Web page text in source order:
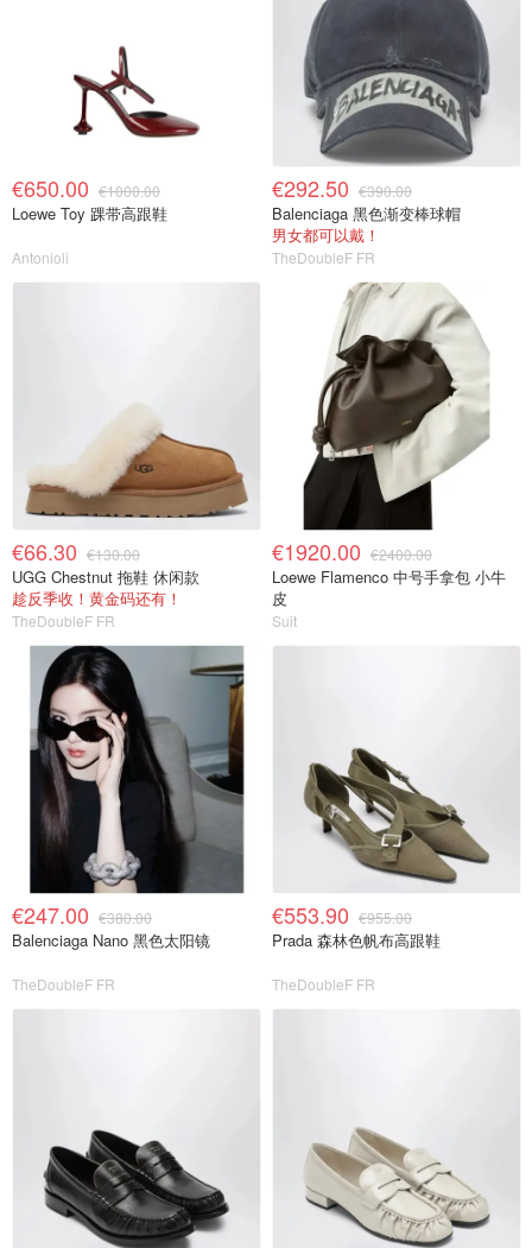
€650.00 €1000.00
Loewe Toy 踝带高跟鞋
Antonioli
€292.50 €390.00
Balenciaga 黑色渐变棒球帽
男女都可以戴！
TheDoubleF FR
€66.30 €130.00
UGG Chestnut 拖鞋 休闲款
趁反季收！黄金码还有！
TheDoubleF FR
€1920.00 €2400.00
Loewe Flamenco 中号手拿包 小牛
皮
Suit
€247.00 €380.00
Balenciaga Nano 黑色太阳镜
TheDoubleF FR
€553.90 €955.00
Prada 森林色帆布高跟鞋
TheDoubleF FR